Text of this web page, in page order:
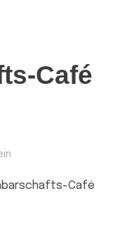
Café
Café